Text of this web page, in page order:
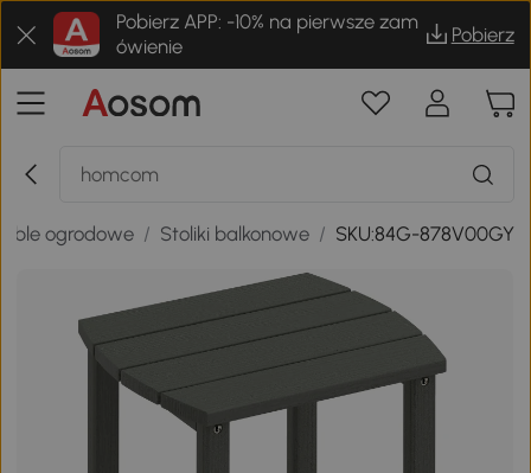
Pobierz APP: -10% na pierwsze zam
ówienie
Pobierz
ogrodowe / Stoliki balkonowe / SKU:84G-878V00GY